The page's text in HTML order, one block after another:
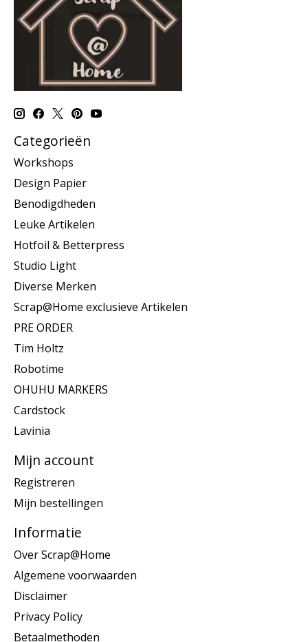
Categorieën
Workshops
Design Papier
Benodigdheden
Leuke Artikelen
Hotfoil & Betterpress
Studio Light
Diverse Merken
Scrap@Home exclusieve Artikelen
PRE ORDER
Tim Holtz
Robotime
OHUHU MARKERS
Cardstock
Lavinia
Mijn account
Registreren
Mijn bestellingen
Informatie
Over Scrap@Home
Algemene voorwaarden
Disclaimer
Privacy Policy
Betaalmethoden